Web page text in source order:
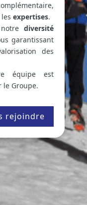
lesexpertises.
diversité
garantissant
des
équipe est
le Groupe.
rejoindre